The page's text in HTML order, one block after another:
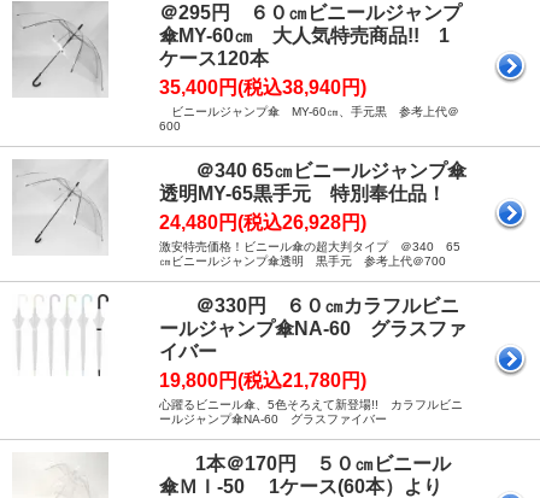
＠295円 ６０㎝ビニールジャンプ
傘MY-60㎝ 大人気特売商品!! 1
ケース120本
35,400円(税込38,940円)
ビニールジャンプ傘 MY-60㎝、手元黒 参考上代＠
600
＠340 65㎝ビニールジャンプ傘
透明MY-65黒手元 特別奉仕品！
24,480円(税込26,928円)
激安特売価格！ビニール傘の超大判タイプ ＠340 65
㎝ビニールジャンプ傘透明 黒手元 参考上代＠700
＠330円 ６０㎝カラフルビニ
ールジャンプ傘NA-60 グラスファ
イバー
19,800円(税込21,780円)
心躍るビニール傘、5色そろえて新登場!! カラフルビニ
ールジャンプ傘NA-60 グラスファイバー
1本＠170円 ５０㎝ビニール
傘ＭＩ-50 1ケース(60本）より